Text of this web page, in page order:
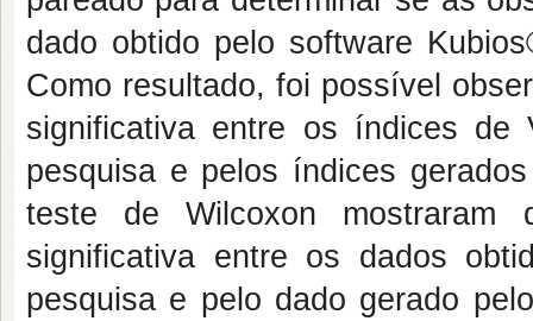
dado obtido pelo software
Como resultado, foi possível
significativa entre os índices de
pesquisa e pelos índices
teste de Wilcoxon mostraram
significativa entre os dados
pesquisa e pelo dado gerado